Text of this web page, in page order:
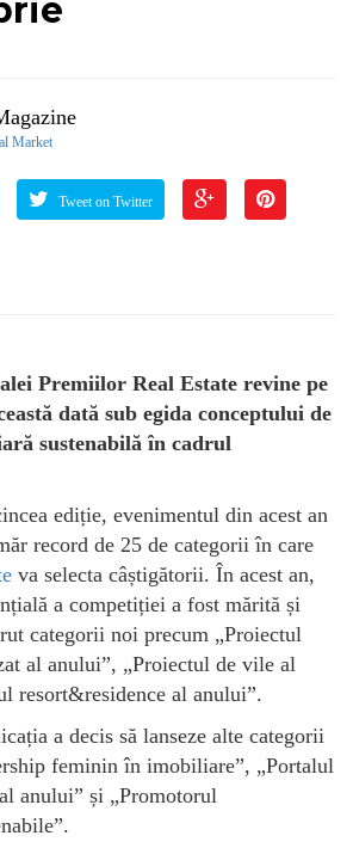
Market
Tweet on Twitter
Premiilor Real Estate revine pe
dată sub egida conceptului de
sustenabilă în cadrul
ediție, evenimentul din acest an
record de 25 de categorii în care
va selecta câștigătorii. În acest an,
a competiției a fost mărită și
categorii noi precum „Proiectul
al anului”, „Proiectul de vile al
resort&residence al anului”.
a decis să lanseze alte categorii
feminin în imobiliare”, „Portalul
anului” și „Promotorul